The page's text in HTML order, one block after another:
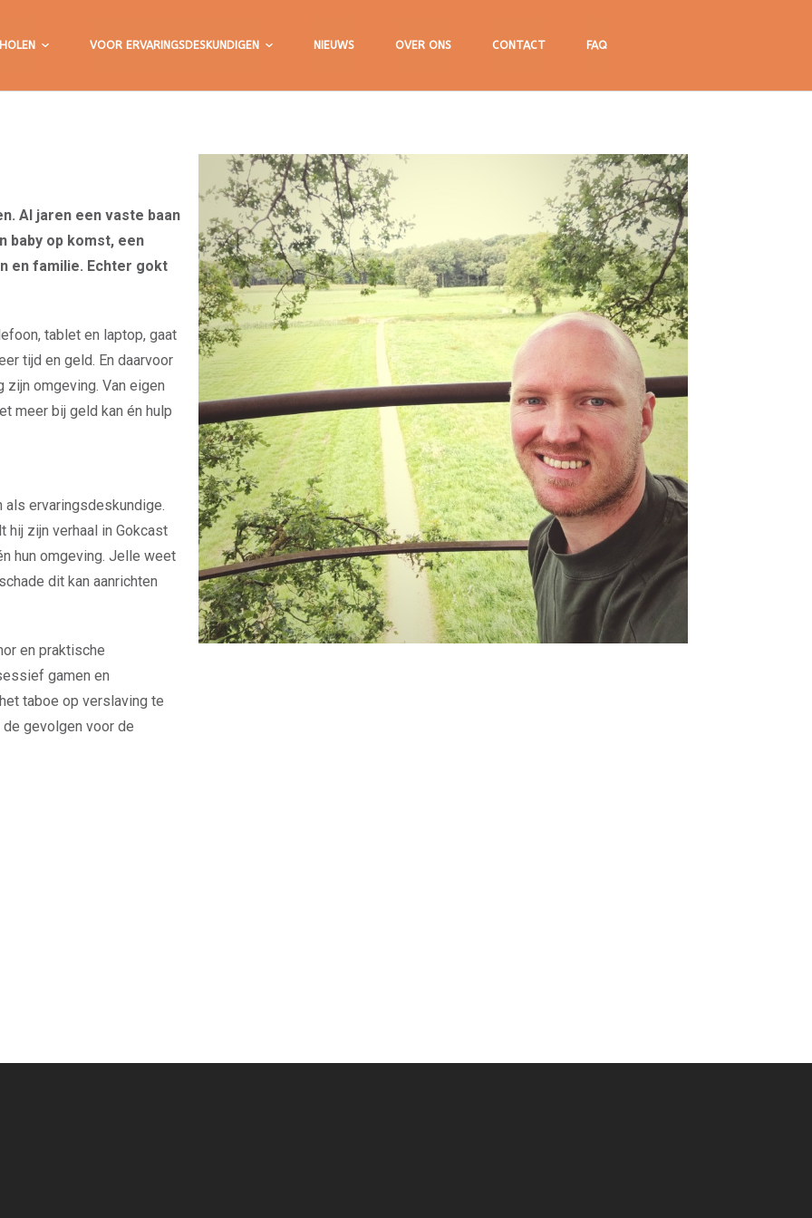
VOOR ERVARINGSDESKUNDIGEN NIEUWS OVER ONS CONTACT FAQ
Al jaren een vaste baan
baby op komst, een
en familie. Echter gokt
tablet en laptop, gaat
tijd en geld. En daarvoor
omgeving. Van eigen
meer bij geld kan én hulp
als ervaringsdeskundige.
hij zijn verhaal in Gokcast
hun omgeving. Jelle weet
dit kan aanrichten
en praktische
gamen en
taboe op verslaving te
gevolgen voor de